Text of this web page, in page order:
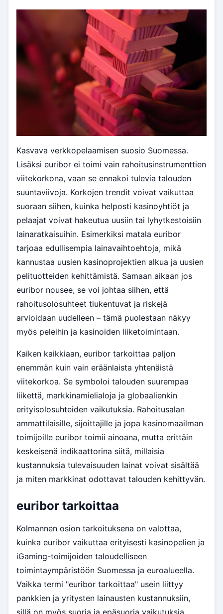
Kasvava verkkopelaamisen suosio Suomessa.
Lisäksi euribor ei toimi vain rahoitusinstrumenttien
viitekorkona, vaan se ennakoi tulevia talouden
suuntaviivoja. Korkojen trendit voivat vaikuttaa
suoraan siihen, kuinka helposti kasinoyhtiöt ja
pelaajat voivat hakeutua uusiin tai lyhytkestoisiin
lainaratkaisuihin. Esimerkiksi matala euribor
tarjoaa edullisempia lainavaihtoehtoja, mikä
kannustaa uusien kasinoprojektien alkua ja uusien
pelituotteiden kehittämistä. Samaan aikaan jos
euribor nousee, se voi johtaa siihen, että
rahoitusolosuhteet tiukentuvat ja riskejä
arvioidaan uudelleen – tämä puolestaan näkyy
myös peleihin ja kasinoiden liiketoimintaan.
Kaiken kaikkiaan, euribor tarkoittaa paljon
enemmän kuin vain eräänlaista yhtenäistä
viitekorkoa. Se symboloi talouden suurempaa
liikettä, markkinamielialoja ja globaalienkin
erityisolosuhteiden vaikutuksia. Rahoitusalan
ammattilaisille, sijoittajille ja jopa kasinomaailman
toimijoille euribor toimii ainoana, mutta erittäin
keskeisenä indikaattorina siitä, millaisia
kustannuksia tulevaisuuden lainat voivat sisältää
ja miten markkinat odottavat talouden kehittyvän.
euribor tarkoittaa
Kolmannen osion tarkoituksena on valottaa,
kuinka euribor vaikuttaa erityisesti kasinopelien ja
iGaming-toimijoiden taloudelliseen
toimintaympäristöön Suomessa ja euroalueella.
Vaikka termi "euribor tarkoittaa" usein liittyy
pankkien ja yritysten lainausten kustannuksiin,